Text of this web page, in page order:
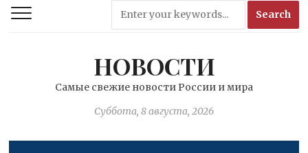
НОВОСТИ
Самые свежие новости России и мира
Суббота, 8 августа, 2026